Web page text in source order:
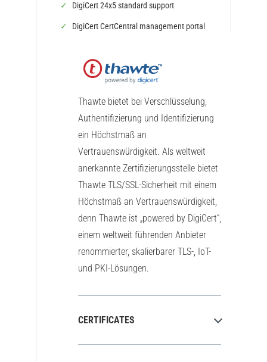
DigiCert 24x5 standard support
DigiCert CertCentral management portal
Thawte bietet bei Verschlüsselung,
Authentifizierung und Identifizierung
ein Höchstmaß an
Vertrauenswürdigkeit. Als weltweit
anerkannte Zertifizierungsstelle bietet
Thawte TLS/SSL-Sicherheit mit einem
Höchstmaß an Vertrauenswürdigkeit,
denn Thawte ist „powered by DigiCert“,
einem weltweit führenden Anbieter
renommierter, skalierbarer TLS-, IoT-
und PKI-Lösungen.
CERTIFICATES